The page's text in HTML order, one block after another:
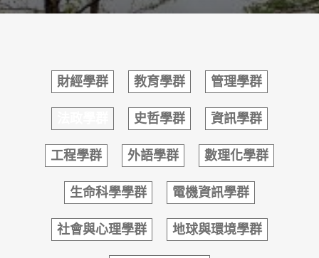
財經學群 教育學群 管理學群
史哲學群 資訊學群
工程學群 外語學群 數理化學群
生命科學學群 電機資訊學群
社會與心理學群 地球與環境學群